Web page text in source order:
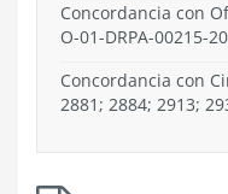
Concordancia con
O-01-DRPA-00215-
Concordancia con
2881; 2884; 2913;